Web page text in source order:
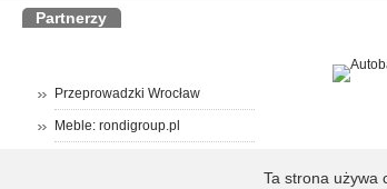
Partnerzy
Przeprowadzki Wrocław
Meble: rondigroup.pl
Ta strona używa